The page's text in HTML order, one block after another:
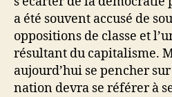
a été souvent accusé de
oppositions de classe et
résultant du capitalisme.
aujourd’hui se pencher
nation devra se référer à